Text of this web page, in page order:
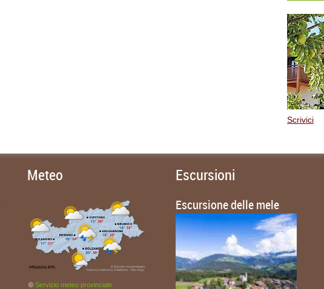
Scrivici
Meteo
© Servizio meteo provinciale
Escursioni
Escursione delle mele